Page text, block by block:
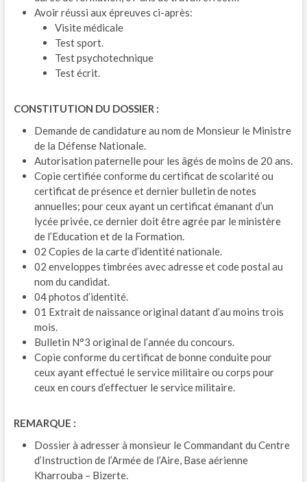
Avoir réussi aux épreuves ci-après:
Visite médicale
Test sport.
Test psychotechnique
Test écrit.
CONSTITUTION DU DOSSIER :
Demande de candidature au nom de Monsieur le Ministre
de la Défense Nationale.
Autorisation paternelle pour les âgés de moins de 20 ans.
Copie certifiée conforme du certificat de scolarité ou
certificat de présence et dernier bulletin de notes
annuelles; pour ceux ayant un certificat émanant d’un
lycée privée, ce dernier doit être agrée par le ministère
de l’Education et de la Formation.
02 Copies de la carte d’identité nationale.
02 enveloppes timbrées avec adresse et code postal au
nom du candidat.
04 photos d’identité.
01 Extrait de naissance original datant d’au moins trois
mois.
Bulletin N°3 original de l’année du concours.
Copie conforme du certificat de bonne conduite pour
ceux ayant effectué le service militaire ou corps pour
ceux en cours d’effectuer le service militaire.
REMARQUE :
Dossier à adresser à monsieur le Commandant du Centre
d’Instruction de l’Armée de l’Aire, Base aérienne
Kharrouba – Bizerte.